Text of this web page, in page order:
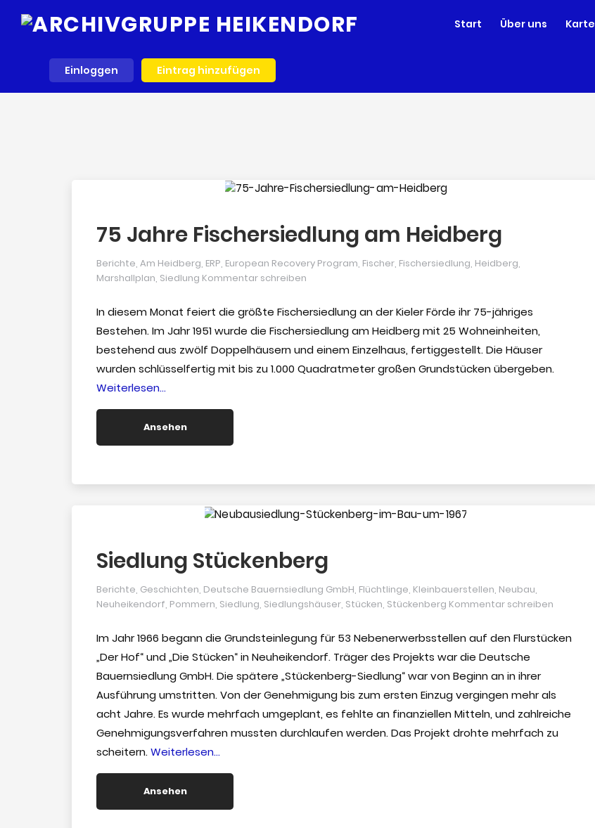
Einloggen Eintrag hinzufügen
Start Über uns Karte
75 Jahre Fischersiedlung am Heidberg
Berichte, Am Heidberg, ERP, European Recovery Program, Fischer, Fischersiedlung, Heidberg,
Marshallplan, Siedlung Kommentar schreiben
In diesem Monat feiert die größte Fischersiedlung an der Kieler Förde ihr 75-jähriges
Bestehen. Im Jahr 1951 wurde die Fischersiedlung am Heidberg mit 25 Wohneinheiten,
bestehend aus zwölf Doppelhäusern und einem Einzelhaus, fertiggestellt. Die Häuser
wurden schlüsselfertig mit bis zu 1.000 Quadratmeter großen Grundstücken übergeben.
Weiterlesen…
Jahre
Fischersiedlung
am
Ansehen
Siedlung Stückenberg
Berichte Geschichten Deutsche Bauernsiedlung GmbH Flüchtlinge Kleinbauerstellen Neubau
Neuheikendorf Pommern Siedlung Siedlungshäuser Stücken Stückenberg Kommentar schreiben
Im Jahr 1966 begann die Grundsteinlegung für 53 Nebenerwerbsstellen auf den Flurstücken
„Der Hof“ und „Die Stücken“ in Neuheikendorf. Träger des Projekts war die Deutsche
Bauernsiedlung GmbH. Die spätere „Stückenberg-Siedlung“ war von Beginn an in ihrer
Ausführung umstritten. Von der Genehmigung bis zum ersten Einzug vergingen mehr als
acht Jahre. Es wurde mehrfach umgeplant, es fehlte an finanziellen Mitteln, und zahlreiche
Genehmigungsverfahren mussten durchlaufen werden. Das Projekt drohte mehrfach zu
scheitern. Weiterlesen…
Stückenberg”
Ansehen